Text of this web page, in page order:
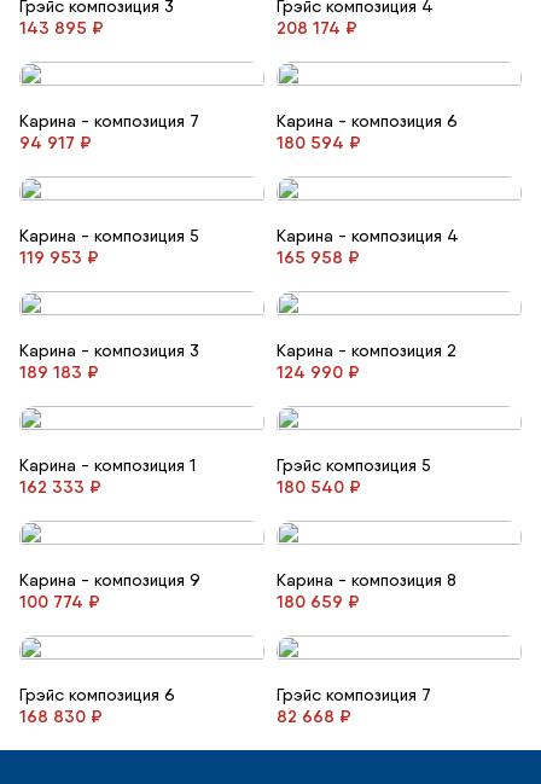
Грэйс композиция 3
143 895 ₽
Грэйс композиция 4
208 174 ₽
Карина - композиция 7
94 917 ₽
Карина - композиция 6
180 594 ₽
Карина - композиция 5
119 953 ₽
Карина - композиция 4
165 958 ₽
Карина - композиция 3
189 183 ₽
Карина - композиция 2
124 990 ₽
Карина - композиция 1
162 333 ₽
Грэйс композиция 5
180 540 ₽
Карина - композиция 9
100 774 ₽
Карина - композиция 8
180 659 ₽
Грэйс композиция 6
168 830 ₽
Грэйс композиция 7
82 668 ₽